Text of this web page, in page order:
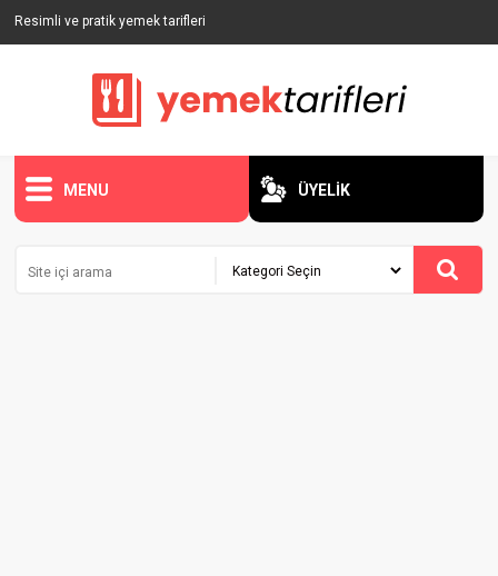
Resimli ve pratik yemek tarifleri
MENU ÜYELİK